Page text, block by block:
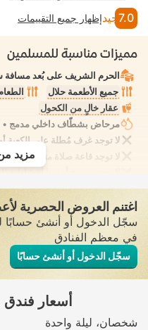
7.0 جيدإظهار جميع التقييمات
مميزات مناسبة للمسلمين
الحرم الشريف على بُعد مسافة
جميع الأطعمة حلال
عقار خالٍ من الكحول
مرحاض بشطّاف داخلي مدمج
لا توجد غرف مُطلة على الكعبة
لا توجد قاعة صلاة متصلة
لا يوجد مسبح أو سبا أو شاطئ
شاطئ للاستخدام المُختلط
مزيد
اغتنم العروض الحصرية
سجّل الدخول أو أنشئ
في معظم الفنادق
سجّل الدخول أو أنشئ حسابًا
أسعار
شخصان ليلة واحدة